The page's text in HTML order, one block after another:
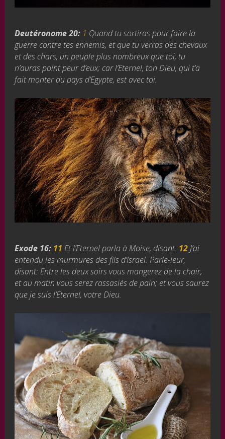
Deutéronome 20: 1 Quand tu sortiras pour faire la
guerre contre tes ennemis, et que tu verras des chevaux
et des chars, un peuple plus nombreux que toi, tu
n’auras point peur d’eux; car l’Eternel, ton Dieu, qui t’a
fait monter du pays d’Egypte, est avec toi.
Exode 16: 11 Et l’Eternel parla à Moise, disant: 12 J’ai
entendu les murmures des fils d’Israel. Parle-leur,
disant: Entre les deux soirs vous mangerez de la chair,
et au matin vous serez rassasiés de pain; et vous saurez
que je suis l’Eternel, votre Dieu.